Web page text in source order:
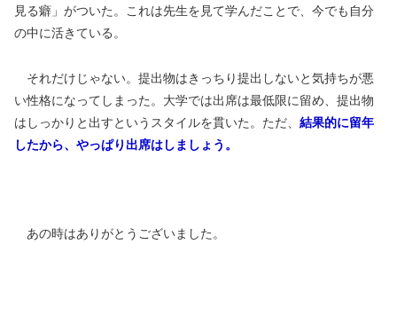
見る癖」がついた。これは先生を見て学んだことで、今でも自分
の中に活きている。
それだけじゃない。提出物はきっちり提出しないと気持ちが悪
い性格になってしまった。大学では出席は最低限に留め、提出物
はしっかりと出すというスタイルを貫いた。ただ、 結果的に留年
したから、やっぱり出席はしましょう。
あの時はありがとうございました。